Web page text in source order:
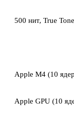
500 нит, True
Apple M4 (10
Apple GPU (10